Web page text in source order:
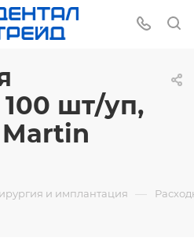
шт/уп,
и имплантация —